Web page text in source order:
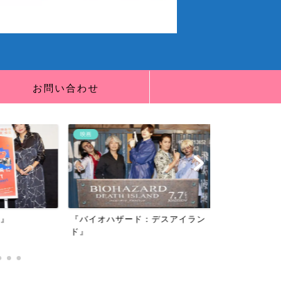
お問い合わせ
映画
『バイオハザード：デスアイラン
ド』